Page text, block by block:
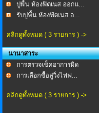
ปูพื้น ห้องฟิตเนส ออกแ...
รับปูพื้น ห้องฟิตเนส อ...
คลิกดูทั้งหมด ( 3 รายการ ) ->
นานาสาระ
การตรวจเช็คอาการผิด
ปกต...การเลือกชื้อลู่วิ่งไฟฟ...
คลิกดูทั้งหมด ( 3 รายการ ) ->